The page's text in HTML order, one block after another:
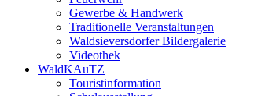
Gewerbe & Handwerk
Traditionelle Veranstaltungen
Waldsieversdorfer Bildergalerie
Videothek
WaldKAuTZ
Touristinformation